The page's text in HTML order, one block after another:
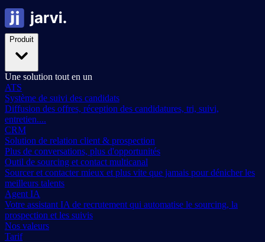
Produit
Une solution tout en un
ATS
Système de suivi des candidats
Diffusion des offres, réception des candidatures, tri, suivi,
entretien....
CRM
Solution de relation client & prospection
Plus de conversations, plus d'opportunités
Outil de sourcing et contact multicanal
Sourcer et contacter mieux et plus vite que jamais pour dénicher les
meilleurs talents
Agent IA
Votre assistant IA de recrutement qui automatise le sourcing, la
prospection et les suivis
Nos valeurs
Tarif